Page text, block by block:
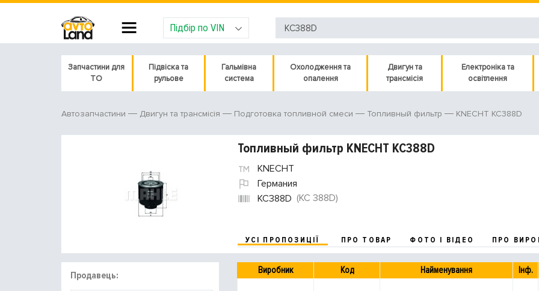
Підбір по VIN
Запчастини для
ТО
Підвіска та
рульове
Гальмівна
система
Охолодження та
опалення
Двигун та
трансмісія
Електроніка та
освітлення
Автозапчастини Двигун та трансмісія Подготовка топливной смеси Топливный фильтр KNECHT KC388D
Топливный фильтр KNECHT KC388D
KNECHT
Германия
KC388D (KC 388D)
УСІ ПРОПОЗИЦІЇ ПРО ТОВАР ФОТО І ВІДЕО ПРО
Продавець: Виробник Код Найменування Інф.